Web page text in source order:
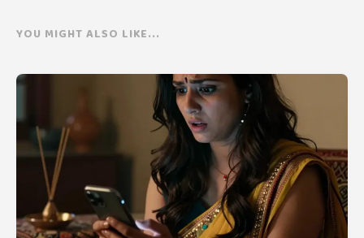
YOU MIGHT ALSO LIKE...